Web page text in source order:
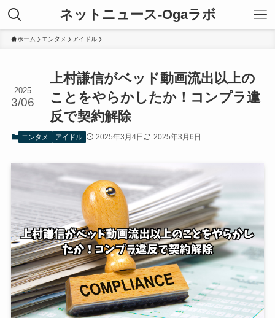
ネットニュース-Ogaラボ
ホーム エンタメ アイドル
上村謙信がベッド動画流出以上の
ことをやらかしたか！コンプラ違
反で契約解除
2025
3/06
エンタメ アイドル 2025年3月4日 2025年3月6日